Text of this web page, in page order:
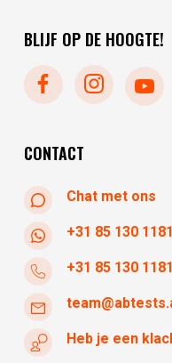
zondag
dinsdag
woensdag
BLIJF OP DE HOOGTE!
CONTACT
Chat met ons
+31 85 130 1181
+31 85 130 1181
Heb je een